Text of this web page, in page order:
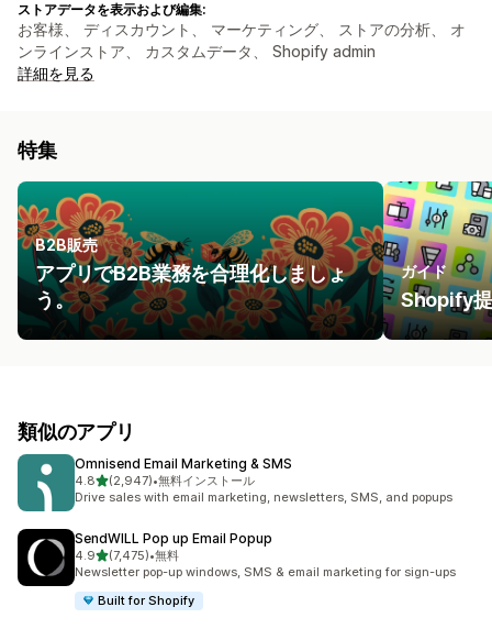
ストアデータを表示および編集:
お客様、 ディスカウント、 マーケティング、 ストアの分析、 オ
ンラインストア、 カスタムデータ、 Shopify admin
詳細を見る
特集
B2B販売
アプリでB2B業務を合理化しましょ
う。
ガイド
Shopify
類似のアプリ
Omnisend Email Marketing & SMS
4.85つ星中
(2,947)
合計レビュー数：2947件
•無料インストール
Drive sales with email marketing, newsletters, SMS, and popups
SendWILL Pop up Email Popup
4.95つ星中
(7,475)
合計レビュー数：7475件
•無料
Newsletter pop-up windows, SMS & email marketing for sign-ups
Built for Shopify